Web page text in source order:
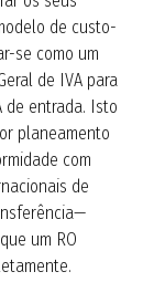
de custo-
se como um
de IVA para
de entrada. Isto
planeamento
com
de
um RO
.